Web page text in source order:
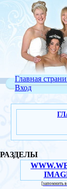
Главная
Вход
РАЗДЕЛЫ
[запомнить в